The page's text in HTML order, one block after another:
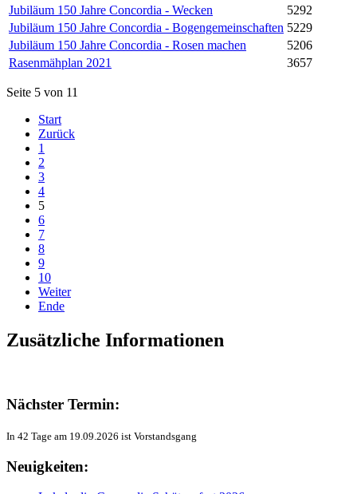
Jubiläum 150 Jahre Concordia - Wecken
5292
Jubiläum 150 Jahre Concordia - Bogengemeinschaften 5229
Jubiläum 150 Jahre Concordia - Rosen machen
5206
Rasenmähplan 2021
3657
Seite 5 von 11
Start
Zurück
1
2
3
4
5
6
7
8
9
10
Weiter
Ende
Zusätzliche Informationen
Nächster Termin:
In 42 Tage am 19.09.2026 ist Vorstandsgang
Neuigkeiten: